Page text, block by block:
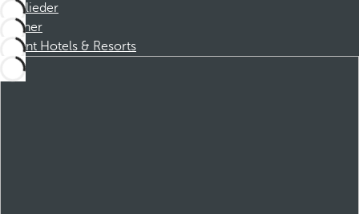
Mitglieder
Partner
Dorint Hotels & Resorts